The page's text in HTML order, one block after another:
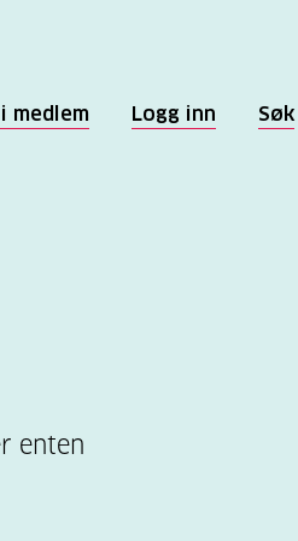
medlem Logg inn Søk
enten